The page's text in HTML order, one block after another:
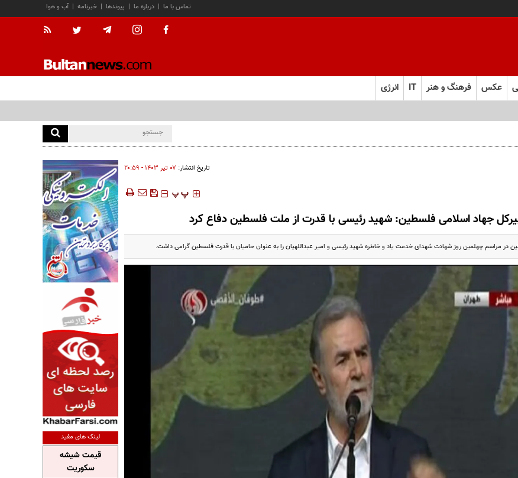
آب و هوا | خبرنامه | پیوندها | درباره ما | تماس با ما
عکس فرهنگ و هنر IT انرژی
تاریخ انتشار: ۰۷ تير ۱۴۰۳ - ۲۰:۵۹
‍‍‍ پ پ
جهاد اسلامی فلسطین: شهید رئیسی با قدرت از ملت فلسطین دفاع کرد
در مراسم چهلمین روز شهادت شهدای خدمت یاد و خاطره شهید رئیسی و امیر عبداللهیان را به عنوان حامیان با قدرت فلسطین گرامی داشت.
لینک های مفید
قیمت شیشه
سکوریت